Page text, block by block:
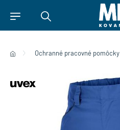
Ochranné pracovné pomôcky